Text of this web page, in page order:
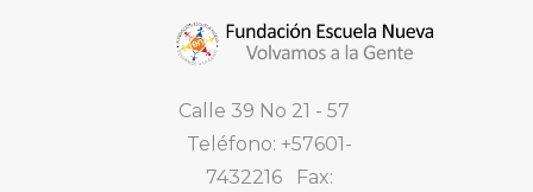
Calle 39 No 21 - 57
Teléfono: +57601-
7432216 Fax: